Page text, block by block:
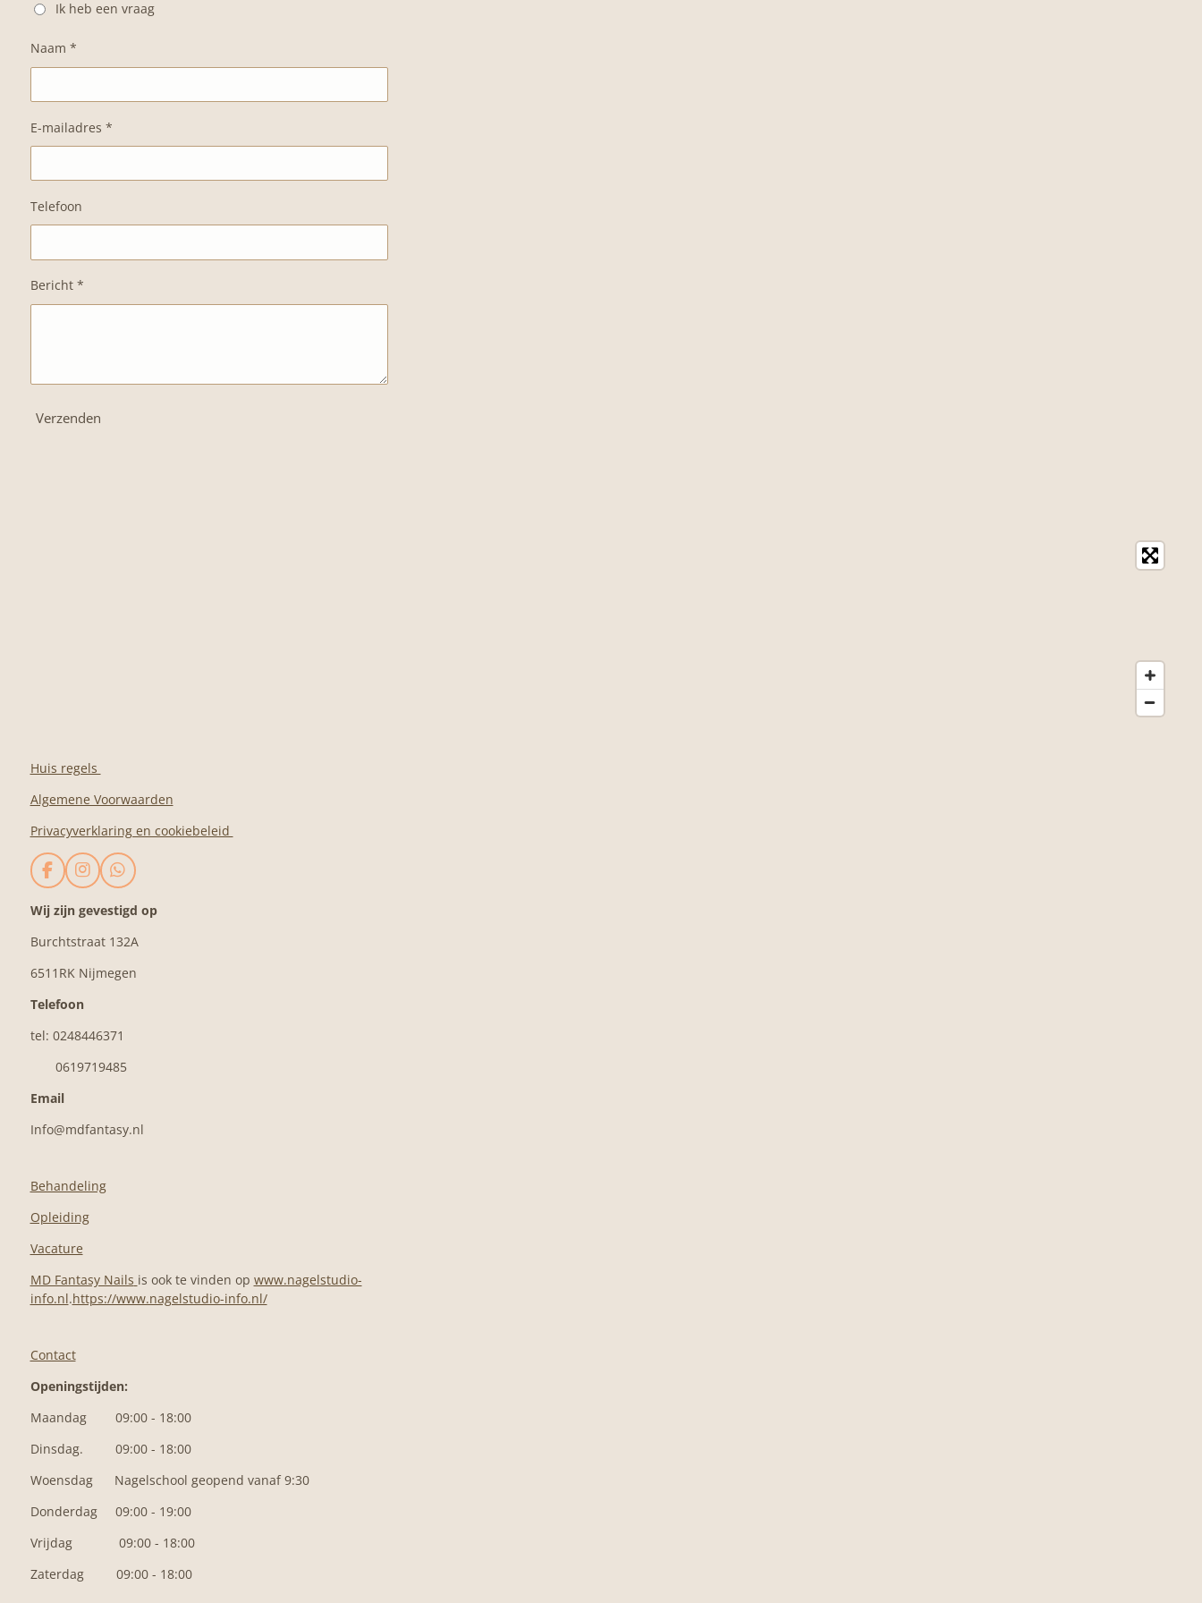
Ik heb een vraag
Naam *
E-mailadres *
Telefoon
Bericht *
Verzenden
Huis regels
Algemene Voorwaarden
Privacyverklaring en cookiebeleid
F
a
c
b
o
I
n
s
a
r
m
W
h
a
s
p
Wij zijn gevestigd op
Burchtstraat 132A
6511RK Nijmegen
Telefoon
tel: 0248446371
0619719485
Email
Info@mdfantasy.nl
Behandeling
Opleiding
Vacature
MD Fantasy Nails is ook te vinden op www.nagelstudio-
info.nl.https://www.nagelstudio-info.nl/
Contact
Openingstijden:
Maandag 09:00 - 18:00
Dinsdag. 09:00 - 18:00
Woensdag Nagelschool geopend vanaf 9:30
Donderdag 09:00 - 19:00
Vrijdag 09:00 - 18:00
Zaterdag 09:00 - 18:00